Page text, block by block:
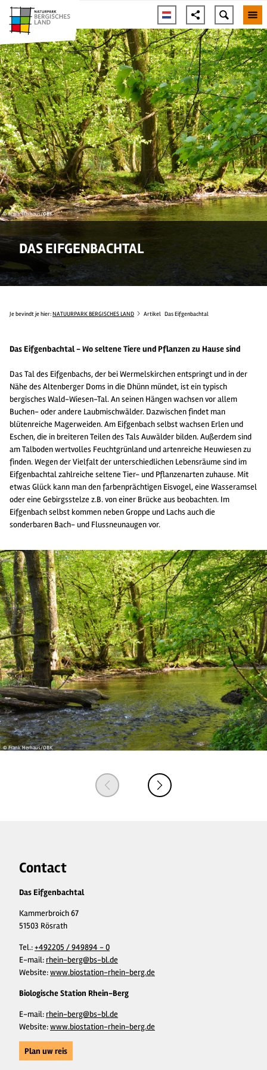
© Frank Herhaus/OBK
DAS EIFGENBACHTAL
Je bevindt je hier:NATUURPARK BERGISCHES LAND Artikel Das Eifgenbachtal
Das Eifgenbachtal -Wo seltene Tiere und Pflanzen zu Hause sind
Das Tal des Eifgenbachs, der bei Wermelskirchen entspringt und in der
Nähe des Altenberger Doms in die Dhünn mündet, ist ein typisch
bergisches Wald-Wiesen-Tal. An seinen Hängen wachsen vor allem
Buchen- oder andere Laubmischwälder. Dazwischen findet man
blütenreiche Magerweiden. Am Eifgenbach selbst wachsen Erlen und
Eschen, die in breiteren Teilen des Tals Auwälder bilden. Außerdem sind
am Talboden wertvolles Feuchtgrünland und artenreiche Heuwiesen zu
finden. Wegen der Vielfalt der unterschiedlichen Lebensräume sind im
Eifgenbachtal zahlreiche seltene Tier- und Pflanzenarten zuhause. Mit
etwas Glück kann man den farbenprächtigen Eisvogel, eine Wasseramsel
oder eine Gebirgsstelze z.B. von einer Brücke aus beobachten. Im
Eifgenbach selbst kommen neben Groppe und Lachs auch die
sonderbaren Bach- und Flussneunaugen vor.
© Frank Herhaus/OBK
Contact
Das Eifgenbachtal
Kammerbroich 67
51503 Rösrath
Tel.:+492205 / 949894 - 0
E-mail: rhein-berg@bs-bl.de
Website:www.biostation-rhein-berg.de
Biologische Station Rhein-Berg
E-mail: rhein-berg@bs-bl.de
Website:www.biostation-rhein-berg.de
Plan uw reis